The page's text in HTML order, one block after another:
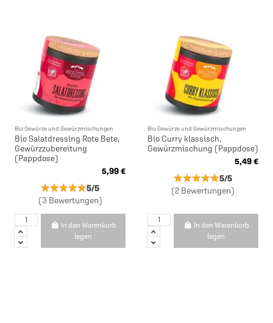
Bio Gewürze und Gewürzmischungen
Bio Salatdressing Rote Bete,
Gewürzzubereitung
(Pappdose)
5,99 €
★★★★★
★★★★★5/5
(3 Bewertungen)
In den Warenkorb
legen
Bio Gewürze und Gewürzmischungen
Bio Curry klassisch,
Gewürzmischung (Pappdose)
5,49 €
★★★★★
★★★★★5/5
(2 Bewertungen)
In den Warenkorb
legen